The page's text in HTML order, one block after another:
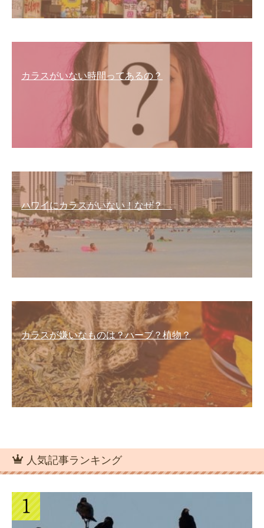
カラスがいない時間ってあるの？
ハワイにカラスがいない！なぜ？
カラスが嫌いなものは？ハーブ？植物？
人気記事ランキング